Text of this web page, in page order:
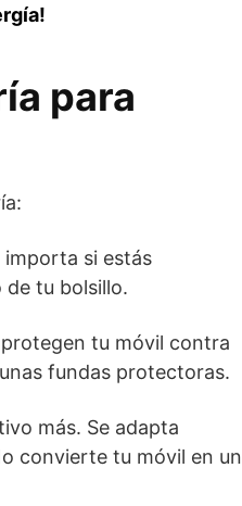
para
importa si estás
de tu bolsillo.
tu móvil contra
fundas protectoras.
más. Se adapta
convierte tu móvil en un